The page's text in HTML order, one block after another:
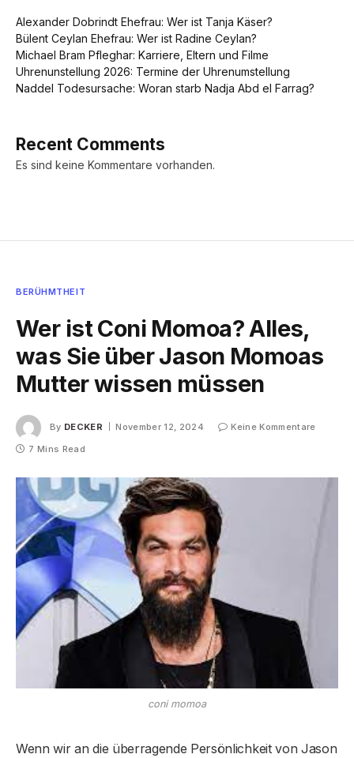
Alexander Dobrindt Ehefrau: Wer ist Tanja Käser?
Bülent Ceylan Ehefrau: Wer ist Radine Ceylan?
Michael Bram Pfleghar: Karriere, Eltern und Filme
Uhrenunstellung 2026: Termine der Uhrenumstellung
Naddel Todesursache: Woran starb Nadja Abd el Farrag?
Recent Comments
Es sind keine Kommentare vorhanden.
BERÜHMTHEIT
Wer ist Coni Momoa? Alles,
was Sie über Jason Momoas
Mutter wissen müssen
By DECKER November 12, 2024
Keine Kommentare
7 Mins Read
coni momoa
Wenn wir an die überragende Persönlichkeit von Jason